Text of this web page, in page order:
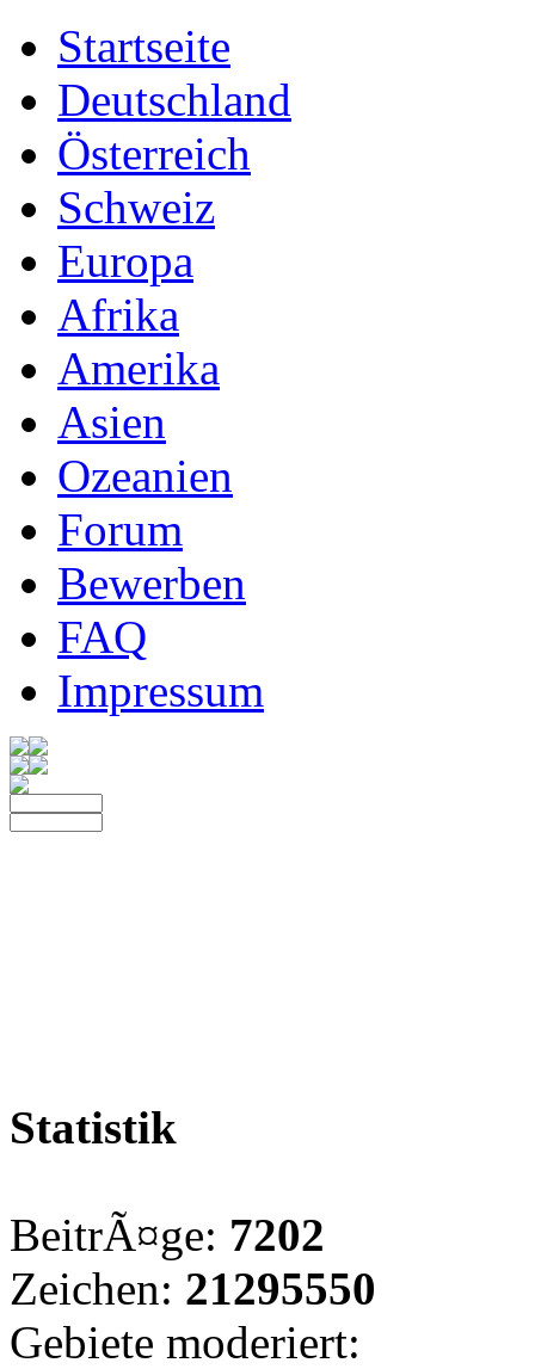
Startseite
Deutschland
Österreich
Schweiz
Europa
Afrika
Amerika
Asien
Ozeanien
Forum
Bewerben
FAQ
Impressum
Statistik
BeitrÃ¤ge: 7202
Zeichen: 21295550
Gebiete moderiert: